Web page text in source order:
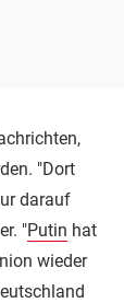
"Dort
darauf
"Putin hat
wieder